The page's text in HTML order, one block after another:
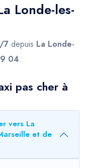
Londe-les-
7 depuis La Londe-
04.
pas cher à
vers La
et de